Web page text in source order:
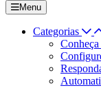
Menu
Categorias